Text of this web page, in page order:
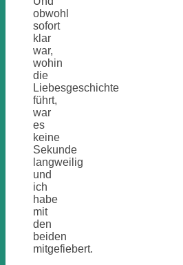
obwohl
sofort
klar
war,
wohin
die
Liebesgeschichte
führt,
war
es
keine
Sekunde
langweilig
und
ich
habe
mit
den
beiden
mitgefiebert.